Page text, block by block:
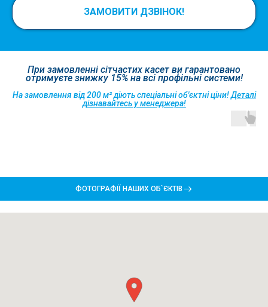
ЗАМОВИТИ ДЗВІНОК!
При замовленні сітчастих касет ви гарантовано
отримуєте знижку 15% на всі профільні системи!
На замовлення від 200 м² діють спеціальні об'єктні ціни!Деталі
дізнавайтесь у менеджера!
ФОТОГРАФІЇ НАШИХ ОБ`ЄКТІВ